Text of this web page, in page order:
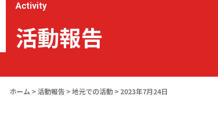
Activity
活動報告
ホーム > 活動報告 > 地元での活動 > 2023年7月24日